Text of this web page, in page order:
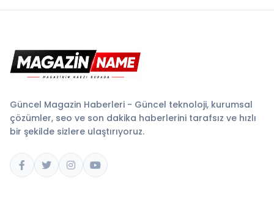
Güncel Magazin Haberleri - Güncel teknoloji, kurumsal
çözümler, seo ve son dakika haberlerini tarafsız ve hızlı
bir şekilde sizlere ulaştırıyoruz.